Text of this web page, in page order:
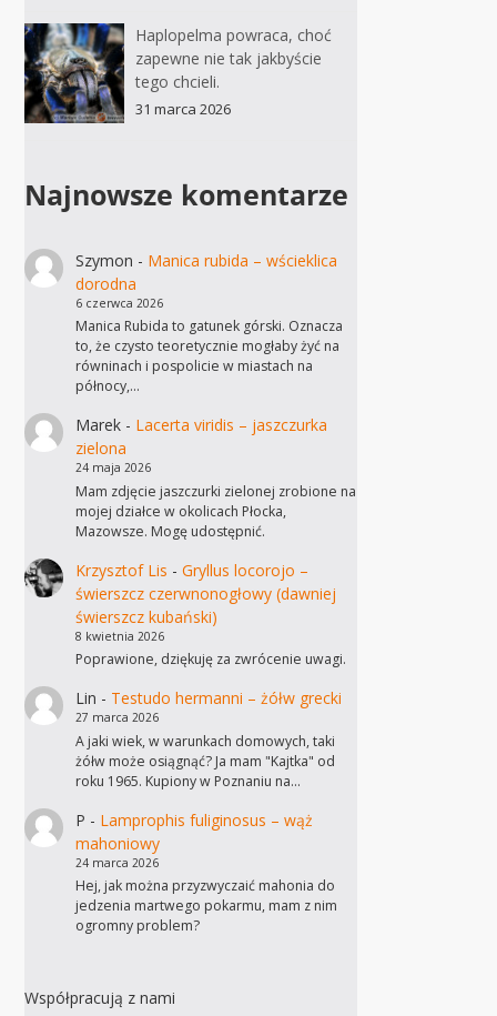
Haplopelma powraca, choć
zapewne nie tak jakbyście
tego chcieli.
31 marca 2026
Najnowsze komentarze
Szymon - Manica rubida – wścieklica
dorodna
6 czerwca 2026
Manica Rubida to gatunek górski. Oznacza
to, że czysto teoretycznie mogłaby żyć na
równinach i pospolicie w miastach na
północy,…
Marek- Lacerta viridis – jaszczurka
zielona
24 maja 2026
Mam zdjęcie jaszczurki zielonej zrobione na
mojej działce w okolicach Płocka,
Mazowsze. Mogę udostępnić.
Krzysztof Lis - Gryllus locorojo –
świerszcz czerwnonogłowy (dawniej
świerszcz kubański)
8 kwietnia 2026
Poprawione, dziękuję za zwrócenie uwagi.
Lin - Testudo hermanni – żółw grecki
27 marca 2026
A jaki wiek, w warunkach domowych, taki
żółw może osiągnąć? Ja mam "Kajtka" od
roku 1965. Kupiony w Poznaniu na…
P - Lamprophis fuliginosus – wąż
mahoniowy
24 marca 2026
Hej, jak można przyzwyczaić mahonia do
jedzenia martwego pokarmu, mam z nim
ogromny problem?
Współpracują z nami